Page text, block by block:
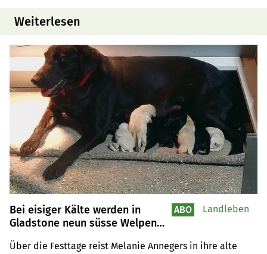
Weiterlesen
Bei eisiger Kälte werden in
Gladstone neun süsse Welpen
Über die Festtage reist Melanie Annegers in ihre alte
ABO Landleben